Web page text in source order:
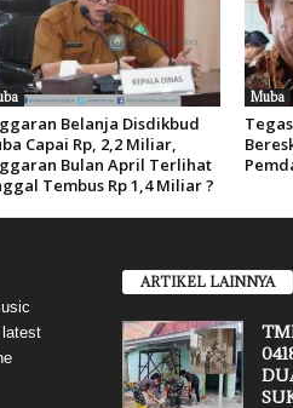
Belanja Disdikbud
Capai Rp, 2,2 Miliar,
Bulan April Terlihat
Tembus Rp 1,4 Miliar ?
Muba
ARTIKEL LAINNYA